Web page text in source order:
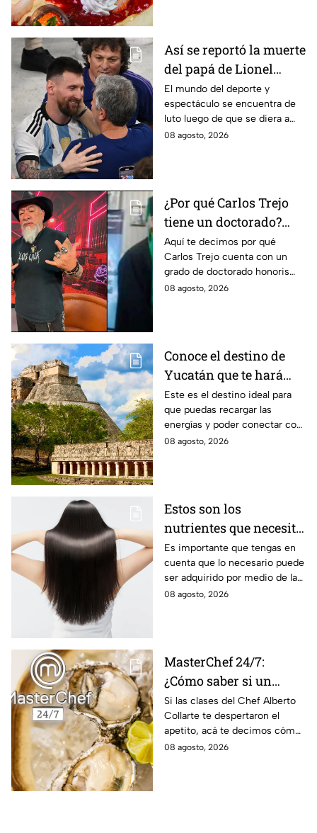
Así se reportó la muerte
del papá de Lionel
Messi en vivo; estos
son los detalles en
Venga La Alegría
El mundo del deporte y
espectáculo se encuentra de
luto luego de que se diera a
conocer el fallecimiento del
08 agosto, 2026
¿Por qué Carlos Trejo
tiene un doctorado?
Este es el
reconocimiento que el
cazafantasmas recibió
Aquí te decimos por qué
Carlos Trejo cuenta con un
grado de doctorado honoris
causa. El cazafantasmas será
08 agosto, 2026
Conoce el destino de
Yucatán que te hará
desconectarte de la
rutina
Este es el destino ideal para
que puedas recargar las
energías y poder conectar con
naturaleza.
08 agosto, 2026
Estos son los
nutrientes que necesita
tu cabello a partir de
los 40 años
Es importante que tengas en
cuenta que lo necesario puede
ser adquirido por medio de la
alimentación.
08 agosto, 2026
MasterChef 24/7:
¿Cómo saber si un
ostión está fresco y es
seguro consumirlo?
Si las clases del Chef Alberto
Collarte te despertaron el
apetito, acá te decimos cómo
elegir los ostiones ideales para
08 agosto, 2026